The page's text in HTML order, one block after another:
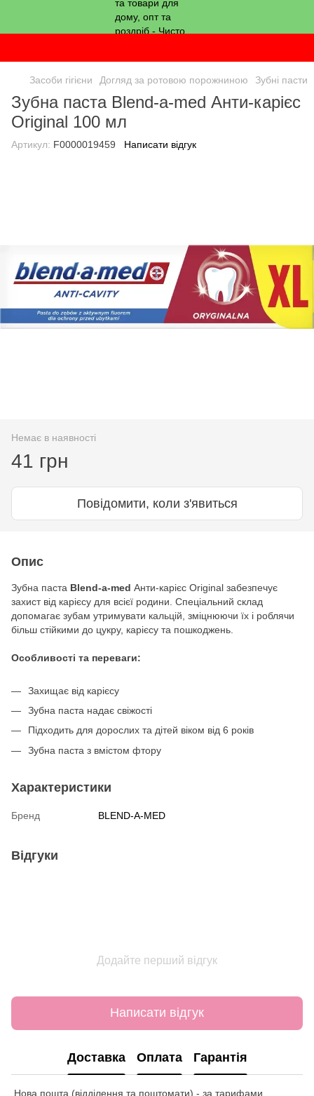
Засоби гігієни Догляд за ротовою порожниною Зубні пасти
Зубна паста Blend-a-med Анти-карієс
Original 100 мл
Артикул: F0000019459 Написати відгук
Немає в наявності
41 грн
Повідомити, коли з'явиться
Опис
Зубна паста Blend-a-med Анти-карієс Original забезпечує
захист від карієсу для всієї родини. Спеціальний склад
допомагає зубам утримувати кальцій, зміцнюючи їх і роблячи
більш стійкими до цукру, карієсу та пошкоджень.
Особливості та переваги:
Захищає від карієсу
Зубна паста надає свіжості
Підходить для дорослих та дітей віком від 6 років
Зубна паста з вмістом фтору
Характеристики
Бренд BLEND-A-MED
Відгуки
Додайте перший відгук
Написати відгук
Доставка Оплата Гарантія
Нова пошта (відділення та поштомати) - за тарифами